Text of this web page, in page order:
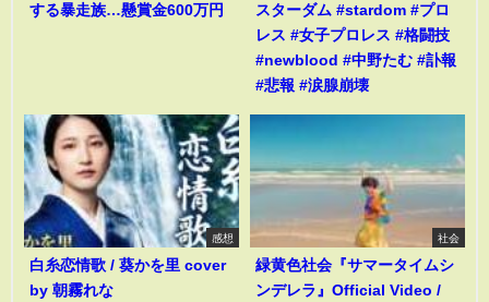
する暴走族…懸賞金600万円
スターダム #stardom #プロ
レス #女子プロレス #格闘技
#newblood #中野たむ #訃報
#悲報 #涙腺崩壊
感想
白糸恋情歌 / 葵かを里 cover
by 朝霧れな
社会
緑黄色社会『サマータイムシ
ンデレラ』Official Video /